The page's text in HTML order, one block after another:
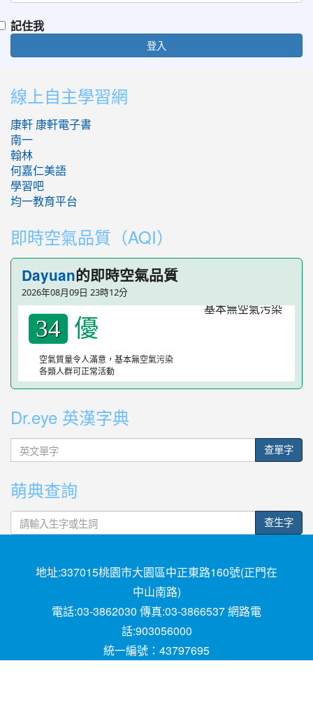
記住我
登入
:::
線上自主學習網
康軒 康軒電子書
南一
翰林
何嘉仁美語
學習吧
均一教育平台
即時空氣品質（AQI）
Dayuan的即時空氣品質
2026年08月09日 23時12分
34 優
空氣質量令人滿意，基本無空氣污染
各類人群可正常活動
Dr.eye 英漢字典
英
文
字
查單字
萌典查詢
查生字
地址:337015桃園市大園區中正東路160號(正門在
中山南路)
電話:03-3862030 傳真:03-3866537 網路電
話:903056000
統一編號：43797695